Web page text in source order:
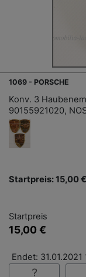
1069 - PORSCHE
Konv. 3
90155921020,
Startpreis: 15,00 €
Startpreis
15,00 €
Endet: 31.01.2021